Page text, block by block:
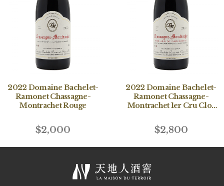
2022 Domaine Bachelet-
Ramonet Chassagne-
Montrachet Rouge
$2,000
2022 Domaine Bachelet-
Ramonet Chassagne-
Montrachet 1er Cru Clos
$2,800